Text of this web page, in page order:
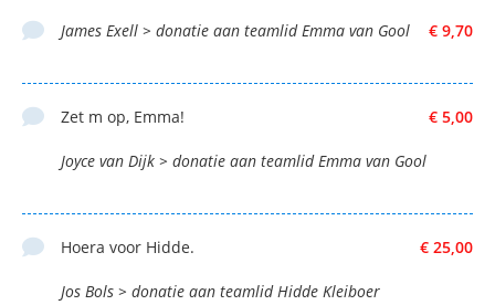
€ 9,70
James Exell > donatie aan teamlid Emma van Gool
€ 5,00
Zet m op, Emma!
Joyce van Dijk > donatie aan teamlid Emma van Gool
€ 25,00
Hoera voor Hidde.
Jos Bols > donatie aan teamlid Hidde Kleiboer